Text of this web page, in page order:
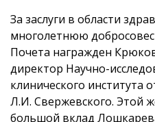
За заслуги в области
многолетнюю
Почета награжден
директор Научно-
клинического института
Л.И. Свержев­ского. Этой
большой вклад